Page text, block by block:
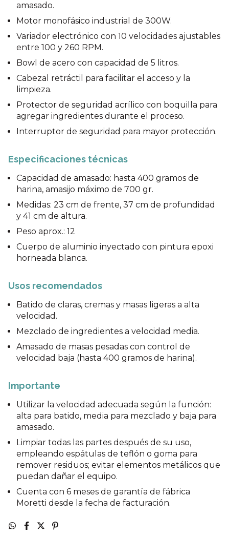
amasado.
Motor monofásico industrial de 300W.
Variador electrónico con 10 velocidades ajustables
entre 100 y 260 RPM.
Bowl de acero con capacidad de 5 litros.
Cabezal retráctil para facilitar el acceso y la
limpieza.
Protector de seguridad acrílico con boquilla para
agregar ingredientes durante el proceso.
Interruptor de seguridad para mayor protección.
Especificaciones técnicas
Capacidad de amasado: hasta 400 gramos de
harina, amasijo máximo de 700 gr.
Medidas: 23 cm de frente, 37 cm de profundidad
y 41 cm de altura.
Peso aprox.: 12
Cuerpo de aluminio inyectado con pintura epoxi
horneada blanca.
Usos recomendados
Batido de claras, cremas y masas ligeras a alta
velocidad.
Mezclado de ingredientes a velocidad media.
Amasado de masas pesadas con control de
velocidad baja (hasta 400 gramos de harina).
Importante
Utilizar la velocidad adecuada según la función:
alta para batido, media para mezclado y baja para
amasado.
Limpiar todas las partes después de su uso,
empleando espátulas de teflón o goma para
remover residuos; evitar elementos metálicos que
puedan dañar el equipo.
Cuenta con 6 meses de garantía de fábrica
Moretti desde la fecha de facturación.